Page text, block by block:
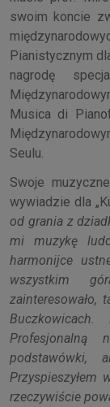
swoim koncie
Pianistycznym
nagrodę
Musica di
Seulu.
Swoje
wywiadzie dla
od grania z
mi muzykę
harmonijce
wszystkim
zainteresowało,
Profesjonalną
podstawówki,
Przyspieszyłem
rzeczywiście